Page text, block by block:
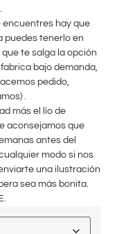
encuentres hay que
puedes tenerlo en
te salga la opción
bajo demanda,
pedido,
.
más el lío de
aconsejamos que
antes del
modo si nos
una ilustración
sea más bonita.